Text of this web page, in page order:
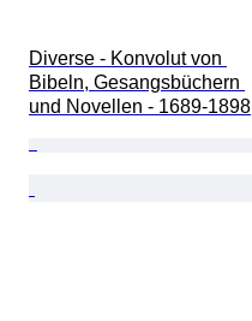
Diverse - Konvolut von
Bibeln, Gesangsbüchern
und Novellen - 1689-1898